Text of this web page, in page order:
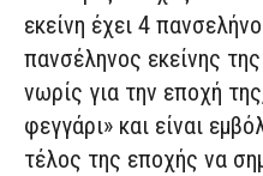
εκείνη έχει 4
πανσέληνος εκείνης
νωρίς για την εποχή
φεγγάρι» και είναι
τέλος της εποχής να